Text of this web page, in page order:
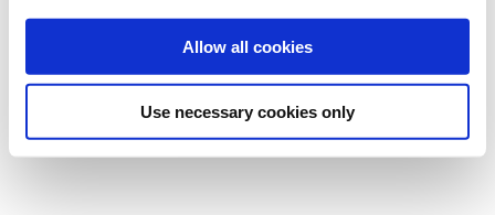
Allow all cookies
Use necessary cookies only